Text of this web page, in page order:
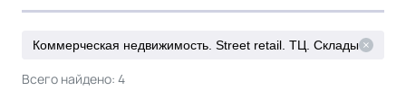
новости
Коммерческая недвижимость. Street retail. ТЦ. Склады
Всего найдено: 4